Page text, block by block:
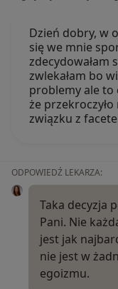
Dzień dobry, w
się we mnie
zdecydowałam
zwlekałam bo
problemy ale to
że
związku z
ODPOWIEDŹ LEKARZA:
Taka decyzja
Pani. Nie
jest jak
nie jest w
egoizmu.